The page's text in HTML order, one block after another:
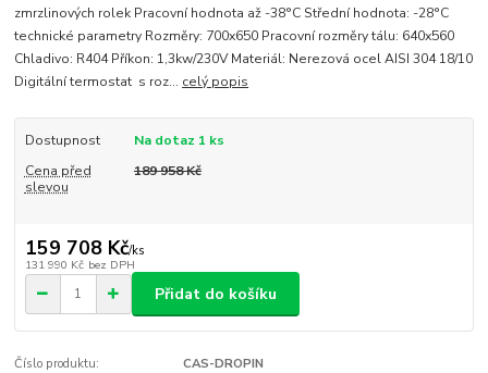
zmrzlinových rolek Pracovní hodnota až -38°C Střední hodnota: -28°C
technické parametry Rozměry: 700x650 Pracovní rozměry tálu: 640x560
Chladivo: R404 Příkon: 1,3kw/230V Materiál: Nerezová ocel AISI 304 18/10
Digitální termostat s roz... celý popis
Dostupnost
Na dotaz 1 ks
Cena před
slevou
189 958 Kč
159 708 Kč/ks
131 990 Kč bez DPH
Přidat do košíku
Číslo produktu: CAS-DROPIN